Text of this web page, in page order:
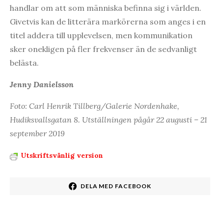
handlar om att som människa befinna sig i världen.
Givetvis kan de litterära markörerna som anges i en
titel addera till upplevelsen, men kommunikation
sker onekligen på fler frekvenser än de sedvanligt
belästa.
Jenny Danielsson
Foto: Carl Henrik Tillberg/Galerie Nordenhake,
Hudiksvallsgatan 8. Utställningen pågår 22 augusti – 21
september 2019
Utskriftsvänlig version
DELA MED FACEBOOK